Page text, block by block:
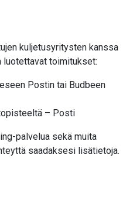
kuljetusyritysten kanssa
luotettavat toimitukset:
Postin tai Budbeen
– Posti
palvelua sekä muita
saadaksesi lisätietoja.